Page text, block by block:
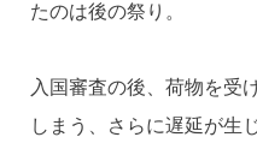
たのは後の祭り。
入国審査の後、荷物を受
しまう、さらに遅延が生